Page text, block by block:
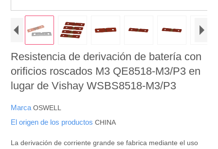
Resistencia de derivación de batería con
orificios roscados M3 QE8518-M3/P3 en
lugar de Vishay WSBS8518-M3/P3
MarcaOSWELL
El origen de los productosCHINA
La derivación de corriente grande se fabrica mediante el uso